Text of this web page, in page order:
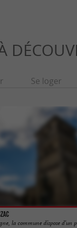
Se loger
la commune dispose d’un